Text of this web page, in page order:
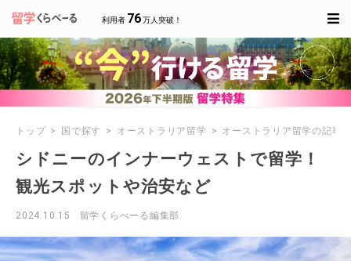
利用者 76万人突破！
トップ 国で探す オーストラリア留学 オーストラリア留学の記事
シドニーのインナーウェストで留学！
観光スポットや治安など
2024.10.15 留学くらべーる編集部